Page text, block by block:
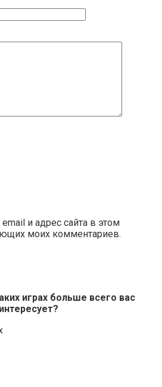
и адрес сайта в этом
моих комментариев.
играх больше всего вас
интересует?